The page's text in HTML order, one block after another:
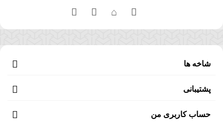
شاخه ها
پشتیبانی
حساب کاربری من